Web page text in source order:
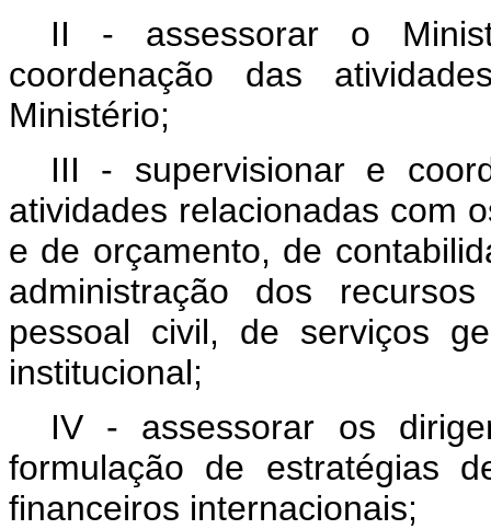
II - assessorar o
coordenação das
Ministério;
III - supervisionar e
atividades relacionadas com
e de orçamento, de
administração dos
pessoal civil, de serviços
institucional;
IV - assessorar os
formulação de estratégias
financeiros internacionais;